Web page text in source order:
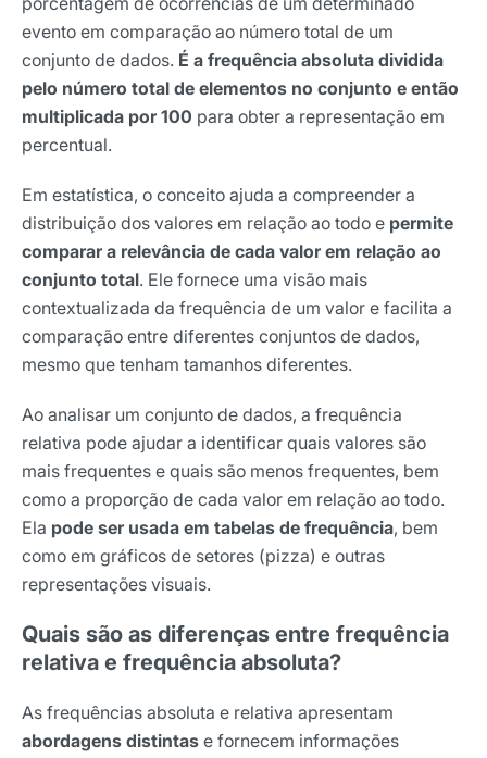
evento em comparação ao número total de um
conjunto de dados. É a frequência absoluta dividida
pelo número total de elementos no conjunto e então
multiplicada por 100 para obter a representação em
percentual.
Em estatística, o conceito ajuda a compreender a
distribuição dos valores em relação ao todo e permite
comparar a relevância de cada valor em relação ao
conjunto total. Ele fornece uma visão mais
contextualizada da frequência de um valor e facilita a
comparação entre diferentes conjuntos de dados,
mesmo que tenham tamanhos diferentes.
Ao analisar um conjunto de dados, a frequência
relativa pode ajudar a identificar quais valores são
mais frequentes e quais são menos frequentes, bem
como a proporção de cada valor em relação ao todo.
Ela pode ser usada em tabelas de frequência, bem
como em gráficos de setores (pizza) e outras
representações visuais.
Quais são as diferenças entre frequência
relativa e frequência absoluta?
As frequências absoluta e relativa apresentam
abordagens distintas e fornecem informações